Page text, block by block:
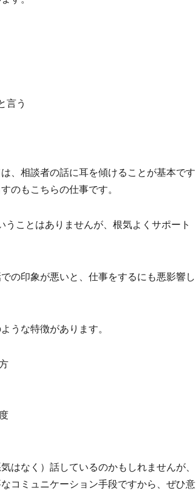
言う
、相談者の話に耳を傾けることが基本です
のもこちらの仕事です。
うことはありませんが、根気よくサポート
の印象が悪いと、仕事をするにも悪影響し
うな特徴があります。
はなく）話しているのかもしれませんが、
コミュニケーション手段ですから、ぜひ意